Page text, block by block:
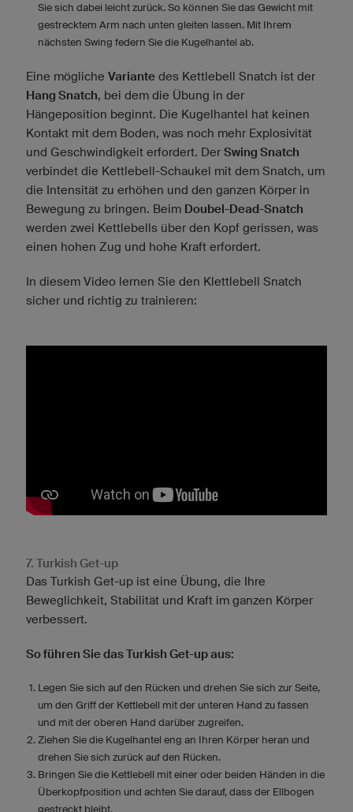
Sie sich dabei leicht zurück. So können Sie das Gewicht mit
gestrecktem Arm nach unten gleiten lassen. Mit Ihrem
nächsten Swing federn Sie die Kugelhantel ab.
Eine mögliche Variante des Kettlebell Snatch ist der
Hang Snatch, bei dem die Übung in der
Hängeposition beginnt. Die Kugelhantel hat keinen
Kontakt mit dem Boden, was noch mehr Explosivität
und Geschwindigkeit erfordert. Der Swing Snatch
verbindet die Kettlebell-Schaukel mit dem Snatch, um
die Intensität zu erhöhen und den ganzen Körper in
Bewegung zu bringen. Beim Doubel-Dead-Snatch
werden zwei Kettlebells über den Kopf gerissen, was
einen hohen Zug und hohe Kraft erfordert.
In diesem Video lernen Sie den Klettlebell Snatch
sicher und richtig zu trainieren:
7. Turkish Get-up
Das Turkish Get-up ist eine Übung, die Ihre
Beweglichkeit, Stabilität und Kraft im ganzen Körper
verbessert.
So führen Sie das Turkish Get-up aus:
Legen Sie sich auf den Rücken und drehen Sie sich zur Seite,
um den Griff der Kettlebell mit der unteren Hand zu fassen
und mit der oberen Hand darüber zugreifen.
Ziehen Sie die Kugelhantel eng an Ihren Körper heran und
drehen Sie sich zurück auf den Rücken.
Bringen Sie die Kettlebell mit einer oder beiden Händen in die
Überkopfposition und achten Sie darauf, dass der Ellbogen
gestreckt bleibt.